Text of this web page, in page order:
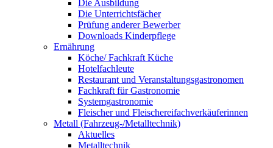
Die Ausbildung
Die Unterrichtsfächer
Prüfung anderer Bewerber
Downloads Kinderpflege
Ernährung
Köche/ Fachkraft Küche
Hotelfachleute
Restaurant und Veranstaltungsgastronomen
Fachkraft für Gastronomie
Systemgastronomie
Fleischer und Fleischereifachverkäuferinnen
Metall (Fahrzeug-/Metalltechnik)
Aktuelles
Metalltechnik